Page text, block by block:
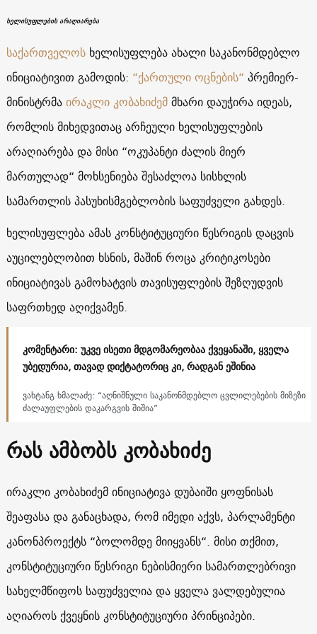
ხელისუფლების არაღიარება
საქართველოსხელისუფლება ახალი საკანონმდებლო
ინიციატივით გამოდის: “ქართული ოცნების“ პრემიერ-
მინისტრმაირაკლი კობახიძემმხარი დაუჭირა იდეას,
რომლის მიხედვითაც არჩეული ხელისუფლების
არაღიარება და მისი “ოკუპანტი ძალის მიერ
მართულად“ მოხსენიება შესაძლოა სისხლის
სამართლის პასუხისმგებლობის საფუძველი გახდეს.
ხელისუფლება ამას კონსტიტუციური წესრიგის დაცვის
აუცილებლობით ხსნის, მაშინ როცა კრიტიკოსები
ინიციატივას გამოხატვის თავისუფლების შეზღუდვის
საფრთხედ აღიქვამენ.
კომენტარი: უკვე ისეთი მდგომარეობაა ქვეყანაში, ყველა
უბედურია, თავად დიქტატორიც კი, რადგან ეშინია
ვახტანგ ხმალაძე: “აღნიშნული საკანონმდებლო ცვლილებების მიზეზი
ძალაუფლების დაკარგვის შიშია”
რას ამბობს კობახიძე
ირაკლი კობახიძემ ინიციატივა დუბაიში ყოფნისას
შეაფასა და განაცხადა, რომ იმედი აქვს, პარლამენტი
კანონპროექტს “ბოლომდე მიიყვანს“. მისი თქმით,
კონსტიტუციური წესრიგი ნებისმიერი სამართლებრივი
სახელმწიფოს საფუძველია და ყველა ვალდებულია
აღიაროს ქვეყნის კონსტიტუციური პრინციპები.